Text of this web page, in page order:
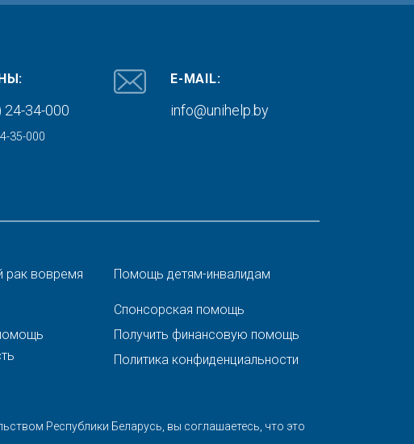
24-34-000
35-000
E-MAIL:
info@unihelp.by
рак вовремя Помощь детям-инвалидам
Спонсорская помощь
Получить финансовую помощь
Политика конфиденциальности
Республики Беларусь, вы соглашаетесь, что это